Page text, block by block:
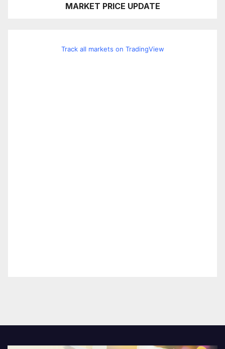
MARKET PRICE UPDATE
Track all markets on TradingView